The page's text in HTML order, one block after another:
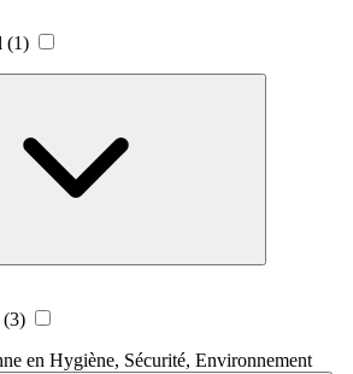
(1)
(3)
en Hygiène, Sécurité, Environnement